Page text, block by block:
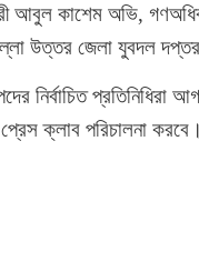
আবুল কাশেম অভি,
উত্তর জেলা যুবদল
নির্বাচিত
ক্লাব পরিচালনা করবে।